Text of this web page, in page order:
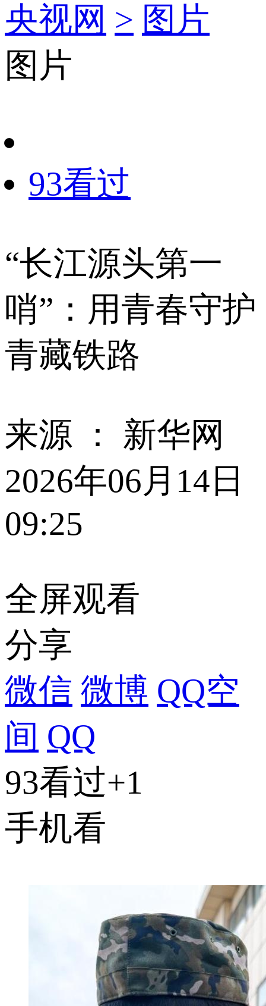
央视网 > 图片
图片
93看过
“长江源头第一
哨”：用青春守护
青藏铁路
来源 ： 新华网
2026年06月14日
09:25
全屏观看
分享
微信 微博 QQ空
间 QQ
93看过+1
手机看